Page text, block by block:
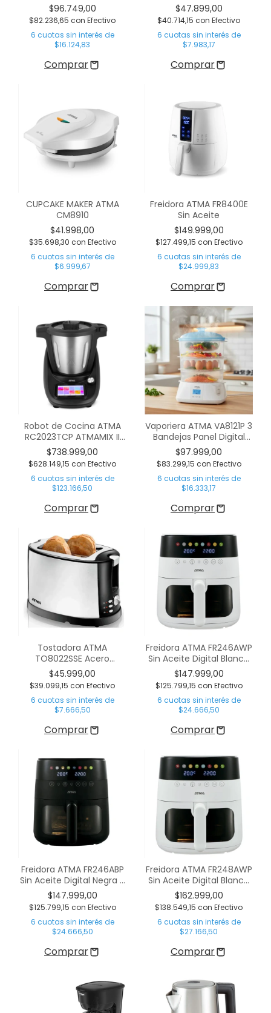
$96.749,00
$82.236,65 con Efectivo
6 cuotas sin interés de
$16.124,83
$47.899,00
$40.714,15 con Efectivo
6 cuotas sin interés de
$7.983,17
CUPCAKE MAKER ATMA
CM8910
$41.998,00
$35.698,30 con Efectivo
6 cuotas sin interés de
$6.999,67
Freidora ATMA FR8400E
Sin Aceite
$149.999,00
$127.499,15 con Efectivo
6 cuotas sin interés de
$24.999,83
Robot de Cocina ATMA
RC2023TCP ATMAMIX II
1700W 3 Litros Digital
$738.999,00
$628.149,15 con Efectivo
6 cuotas sin interés de
$123.166,50
Vaporiera ATMA VA8121P 3
Bandejas Panel Digital
Blanca
$97.999,00
$83.299,15 con Efectivo
6 cuotas sin interés de
$16.333,17
Tostadora ATMA
TO8022SSE Acero
Inoxidable
$45.999,00
$39.099,15 con Efectivo
6 cuotas sin interés de
$7.666,50
Freidora ATMA FR246AWP
Sin Aceite Digital Blanca
6 Litros C/Visor
$147.999,00
$125.799,15 con Efectivo
6 cuotas sin interés de
$24.666,50
Freidora ATMA FR246ABP
Sin Aceite Digital Negra 6
Litros C/Visor
$147.999,00
$125.799,15 con Efectivo
6 cuotas sin interés de
$24.666,50
Freidora ATMA FR248AWP
Sin Aceite Digital Blanca
8 litros C/Visor
$162.999,00
$138.549,15 con Efectivo
6 cuotas sin interés de
$27.166,50